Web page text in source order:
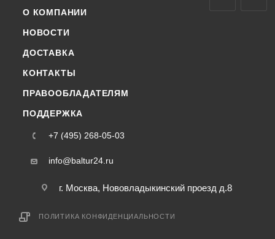
О КОМПАНИИ
НОВОСТИ
ДОСТАВКА
КОНТАКТЫ
ПРАВООБЛАДАТЕЛЯМ
ПОДДЕРЖКА
+7 (495) 268-05-03
info@baltur24.ru
г. Москва, Нововладыкинский проезд д.8
ПОЛИТИКА КОНФИДЕНЦИАЛЬНОСТИ